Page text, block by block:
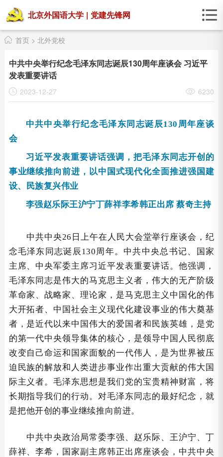
北京外国语大学 | 党建先锋网
首页 > 北外党校
中共中央举行纪念毛泽东同志诞辰130周年座谈会 习近平
发表重要讲话
2023-12-27 6230
中共中央举行纪念毛泽东同志诞辰130周年座谈
会
习近平发表重要讲话强调，把毛泽东同志开创的
事业继续推向前进，以中国式现代化全面推进强国建
设、民族复兴伟业
李强赵乐际王沪宁丁薛祥李希韩正出席 蔡奇主持
中共中央26日上午在人民大会堂举行座谈会，纪
念毛泽东同志诞辰130周年。中共中央总书记、国家
主席、中央军委主席习近平发表重要讲话。他强调，
毛泽东同志是伟大的马克思主义者，伟大的无产阶级
革命家、战略家、理论家，是马克思主义中国化的伟
大开拓者、中国社会主义现代化建设事业的伟大奠基
者，是近代以来中国伟大的爱国者和民族英雄，是党
的第一代中央领导集体的核心，是领导中国人民彻底
改变自己命运和国家面貌的一代伟人，是为世界被压
迫民族的解放和人类进步事业作出重大贡献的伟大国
际主义者。毛泽东思想是我们党的宝贵精神财富，将
长期指导我们的行动。对毛泽东同志的最好纪念，就
是把他开创的事业继续推向前进。
中共中央政治局常委李强、赵乐际、王沪宁、丁
薛祥、李希，国家副主席韩正出席座谈会，中共中央